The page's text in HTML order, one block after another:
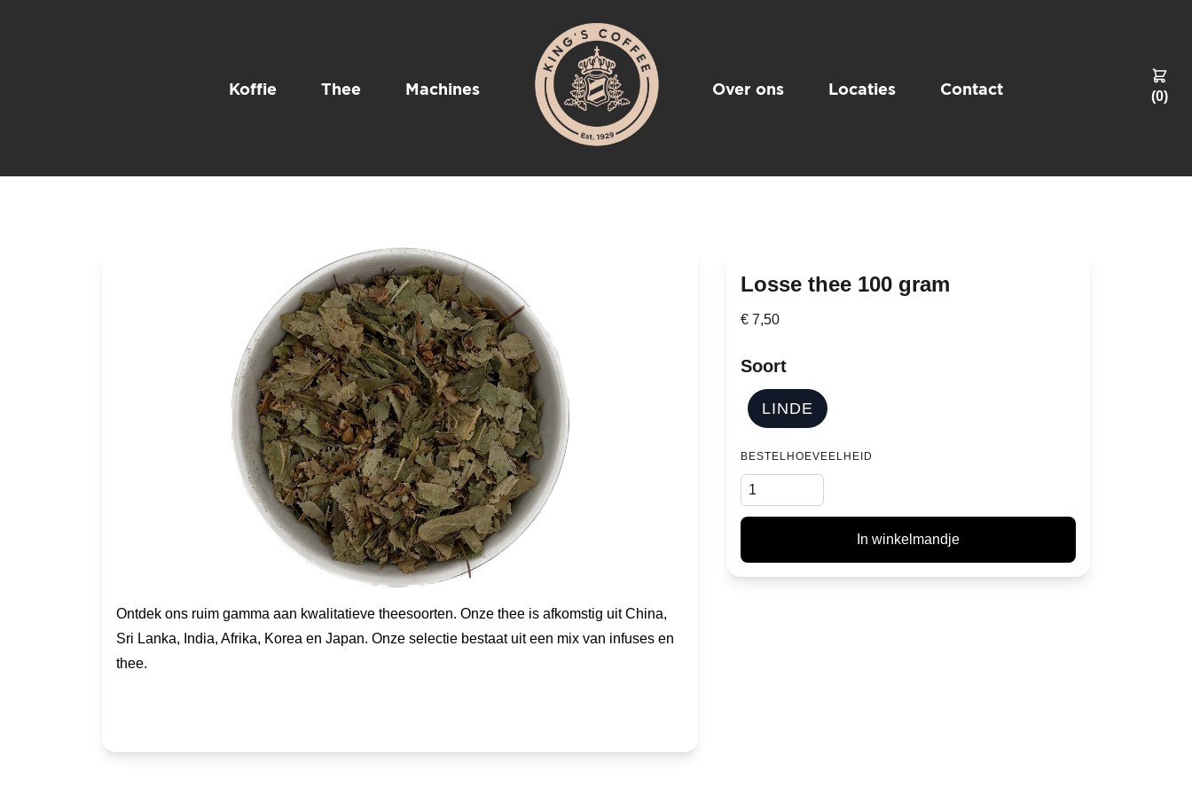
Koffie Thee Machines Over ons Locaties Contact (0)
Ontdek ons ruim gamma aan kwalitatieve theesoorten. Onze thee is afkomstig uit China,
Sri Lanka, India, Afrika, Korea en Japan. Onze selectie bestaat uit een mix van infuses en
thee.
Losse thee 100 gram
€ 7,50
Soort
LINDE
BESTELHOEVEELHEID
In winkelmandje